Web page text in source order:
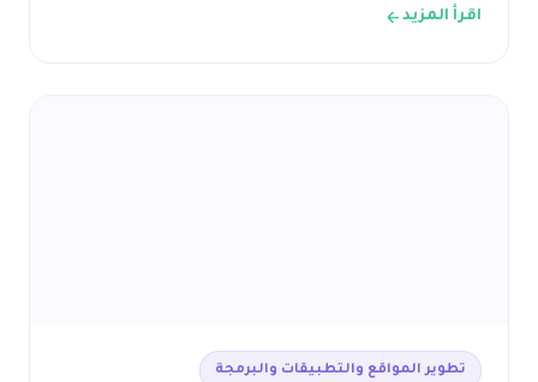
اقرأ المزيد
تطوير المواقع والتطبيقات والبرمجة